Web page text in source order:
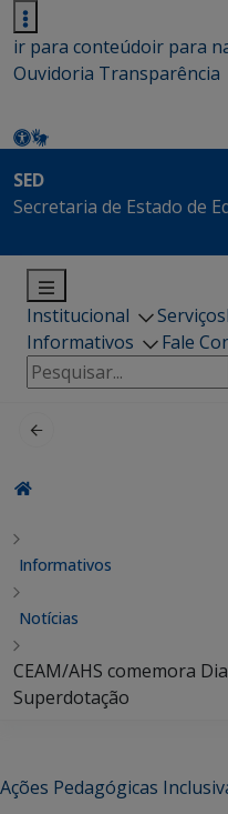
ir para conteúdoir para
Ouvidoria Transparência
SED
Secretaria de Estado de
Institucional Serviços
Informativos
Fale
Pesquisar
por:
Informativos
Notícias
CEAM/AHS comemora
Superdotação
Ações Pedagógicas